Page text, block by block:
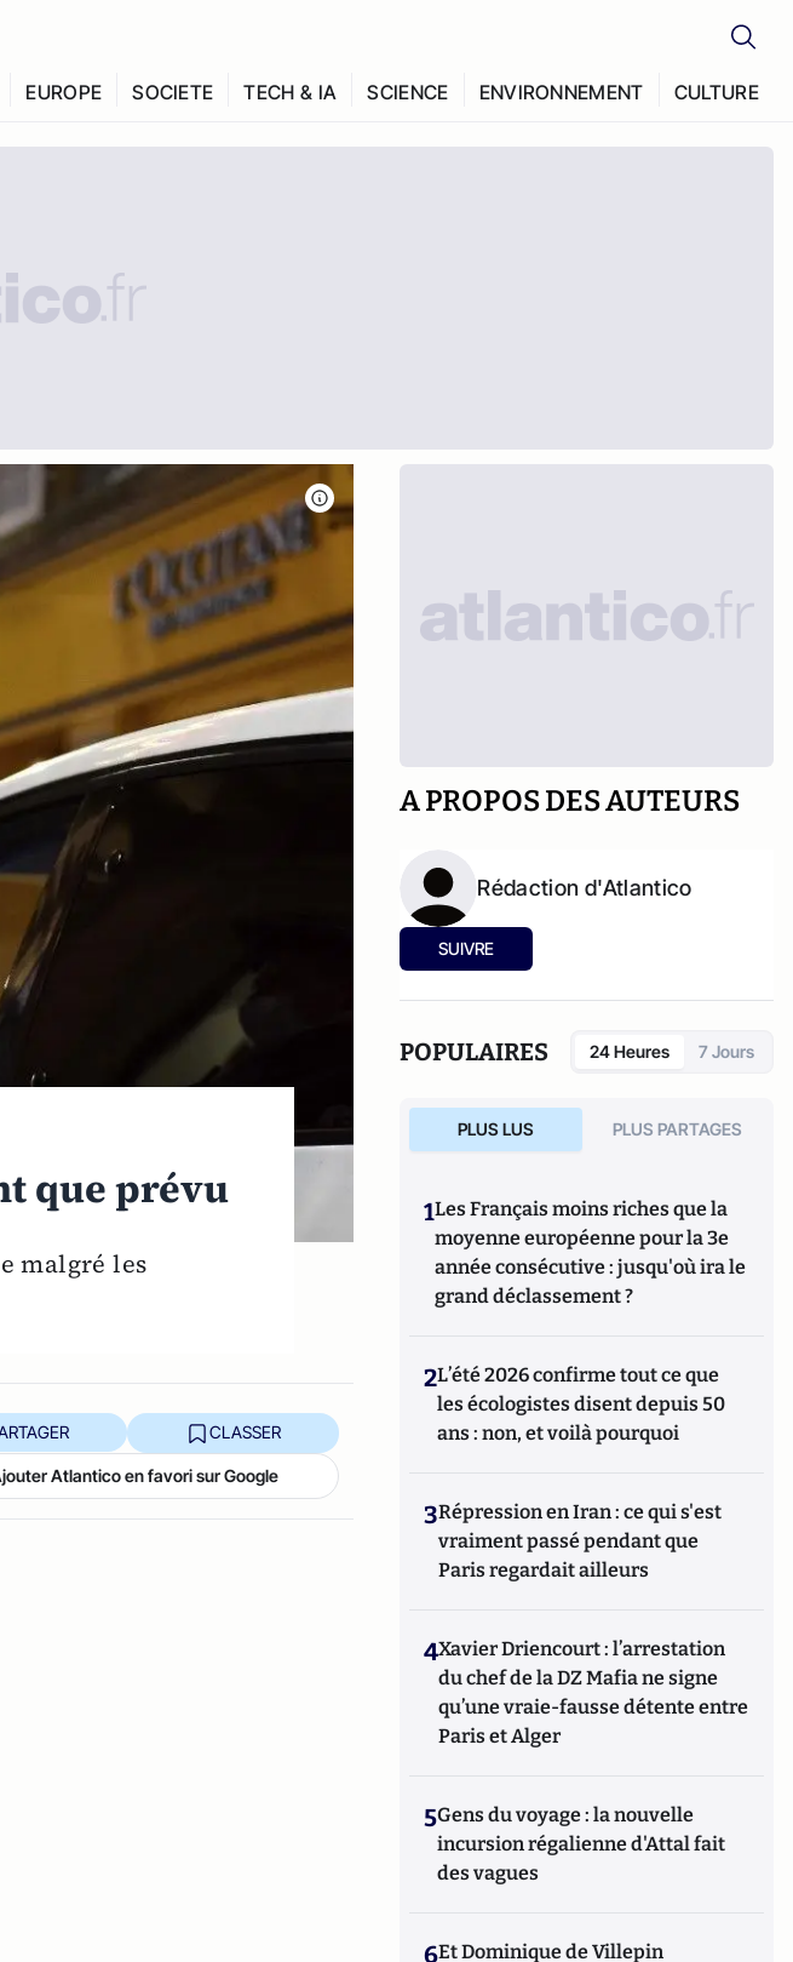
EUROPE SOCIETE TECH & IA SCIENCE ENVIRONNEMENT CULTURE
que prévu
malgré les
CLASSER
Atlantico en favori sur Google
A PROPOS DES AUTEURS
Rédaction d'Atlantico
SUIVRE
POPULAIRES 24 Heures 7 Jours
PLUS LUS PLUS PARTAGES
1Les Français moins riches que la
moyenne européenne pour la 3e
année consécutive : jusqu'où ira le
grand déclassement ?
2L’été 2026 confirme tout ce que
les écologistes disent depuis 50
ans : non, et voilà pourquoi
3Répression en Iran : ce qui s'est
vraiment passé pendant que
Paris regardait ailleurs
4Xavier Driencourt : l’arrestation
du chef de la DZ Mafia ne signe
qu’une vraie-fausse détente entre
Paris et Alger
5Gens du voyage : la nouvelle
incursion régalienne d'Attal fait
des vagues
6Et Dominique de Villepin